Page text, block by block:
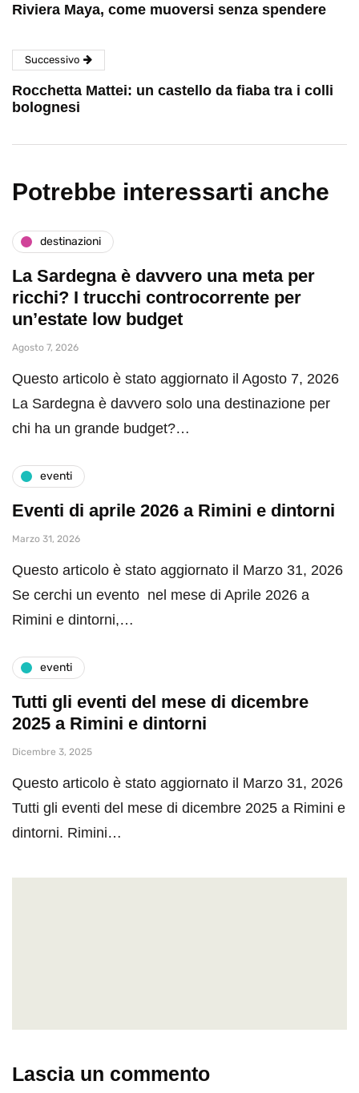
Riviera Maya, come muoversi senza spendere
Successivo
Rocchetta Mattei: un castello da fiaba tra i colli
bolognesi
Potrebbe interessarti anche
destinazioni
La Sardegna è davvero una meta per
ricchi? I trucchi controcorrente per
un’estate low budget
Agosto 7, 2026
Questo articolo è stato aggiornato il Agosto 7, 2026
La Sardegna è davvero solo una destinazione per
chi ha un grande budget?…
eventi
Eventi di aprile 2026 a Rimini e dintorni
Marzo 31, 2026
Questo articolo è stato aggiornato il Marzo 31, 2026
Se cerchi un evento nel mese di Aprile 2026 a
Rimini e dintorni,…
eventi
Tutti gli eventi del mese di dicembre
2025 a Rimini e dintorni
Dicembre 3, 2025
Questo articolo è stato aggiornato il Marzo 31, 2026
Tutti gli eventi del mese di dicembre 2025 a Rimini e
dintorni. Rimini…
Lascia un commento